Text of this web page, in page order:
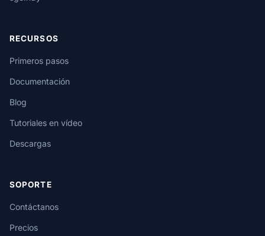
RECURSOS
Primeros pasos
Documentación
Blog
Tutoriales en vídeo
Descargas
SOPORTE
Contáctanos
Precios